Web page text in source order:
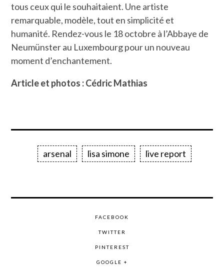
tous ceux qui le souhaitaient. Une artiste
remarquable, modèle, tout en simplicité et
humanité. Rendez-vous le 18 octobre à l’Abbaye de
Neumünster au Luxembourg pour un nouveau
moment d’enchantement.
Article et photos : Cédric Mathias
arsenal lisa simone live report
FACEBOOK
TWITTER
PINTEREST
GOOGLE +